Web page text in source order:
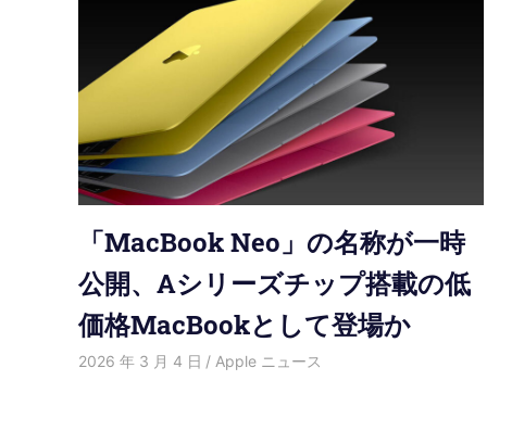
「MacBook Neo」の名称が一時
公開、Aシリーズチップ搭載の低
価格MacBookとして登場か
2026 年 3 月 4 日 HongWei
Apple ニュース